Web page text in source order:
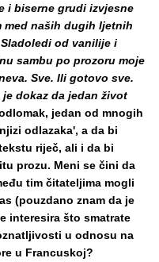
i biserne grudi izvjesne
med naših dugih ljetnih
od vanilije i
sambu po prozoru moje
Sve. Ili gotovo sve.
dokaz da jedan život
jedan od mnogih
odlazaka', a da bi
riječ, ali i da bi
prozu. Meni se čini da
tim čitateljima mogli
(pouzdano znam da je
interesira što smatrate
u odnosu na
u Francuskoj?